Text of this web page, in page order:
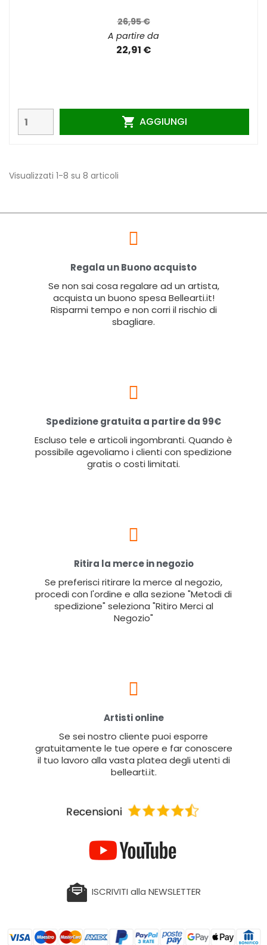
26,95 €
A partire da
22,91 €
 AGGIUNGI
Visualizzati 1-8 su 8 articoli
Regala un Buono acquisto
Se non sai cosa regalare ad un artista,
acquista un buono spesa Bellearti.it!
Risparmi tempo e non corri il rischio di
sbagliare.
Spedizione gratuita a partire da 99€
Escluso tele e articoli ingombranti. Quando è
possibile agevoliamo i clienti con spedizione
gratis o costi limitati.
Ritira la merce in negozio
Se preferisci ritirare la merce al negozio,
procedi con l'ordine e alla sezione "Metodi di
spedizione" seleziona "Ritiro Merci al
Negozio"
Artisti online
Se sei nostro cliente puoi esporre
gratuitamente le tue opere e far conoscere
il tuo lavoro alla vasta platea degli utenti di
bellearti.it.
ISCRIVITI alla NEWSLETTER